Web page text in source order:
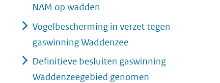
NAM op wadden
Vogelbescherming in verzet tegen
gaswinning Waddenzee
Definitieve besluiten gaswinning
Waddenzeegebied genomen